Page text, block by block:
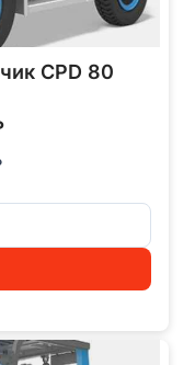
CPD 80